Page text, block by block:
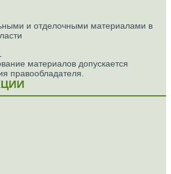
и отделочными материалами в
материалов допускается
правообладателя.